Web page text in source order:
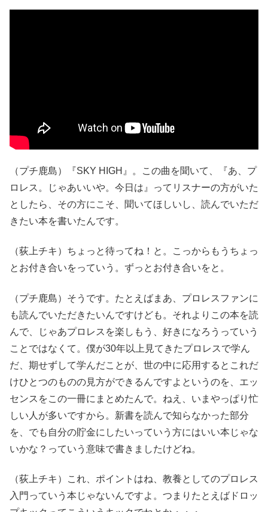
（プチ鹿島）『SKY HIGH』。この曲を聞いて、『あ、プ
ロレス。じゃあいいや。今日は』ってリスナーの方がいた
としたら、その方にこそ、聞いてほしいし、読んでいただ
きたい本を書いたんです。
（荻上チキ）ちょっと待ってね！と。こっからもうちょっ
とお付き合いをっていう。ずっとお付き合いをと。
（プチ鹿島）そうです。たとえばまあ、プロレスファンに
も読んでいただきたいんですけども。それよりこの本を読
んで、じゃあプロレスを楽しもう、好きになろうっていう
ことではなくて。僕が30年以上見てきたプロレスで学ん
だ、期せずして学んだことが、世の中に応用するとこれだ
けひとつのものの見方ができるんですよというのを、エッ
センスをこの一冊にまとめたんで。ねえ、いまやっぱり忙
しい人が多いですから。新書を読んで知らなかった部分
を、でも自分の貯金にしたいっていう方にはいい本じゃな
いかな？っていう意味で書きましたけどね。
（荻上チキ）これ、ポイントはね、教養としてのプロレス
入門っていう本じゃないんですよ。つまりたとえばドロッ